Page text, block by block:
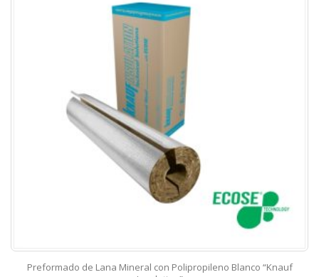
Preformado de Lana Mineral con Polipropileno Blanco “Knauf